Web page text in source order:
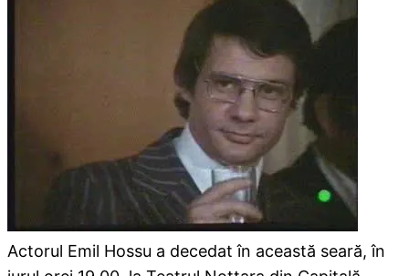
Actorul Emil Hossu a decedat în această seară, în